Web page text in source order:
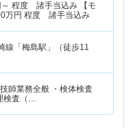
程度 諸手当込み 【モ
万円 程度 諸手当込み
線「梅島駅」（徒歩11
師業務全般 ・検体検査
検査（…